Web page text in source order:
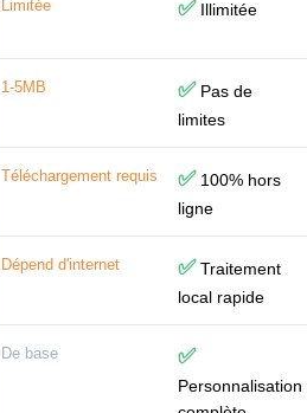
Limitée ✅Illimitée
1-5MB ✅Pas de
limites
Téléchargement requis ✅100% hors
ligne
Dépend d'internet ✅Traitement
local rapide
De base ✅
Personnalisation